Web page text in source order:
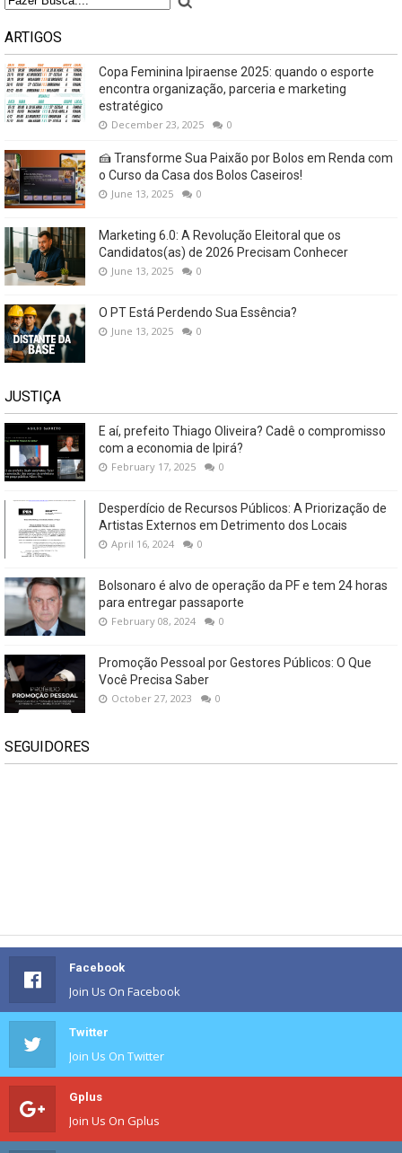
ARTIGOS
Copa Feminina Ipiraense 2025: quando o esporte
encontra organização, parceria e marketing
estratégico
December 23, 2025 0
🍰 Transforme Sua Paixão por Bolos em Renda com
o Curso da Casa dos Bolos Caseiros!
June 13, 2025 0
Marketing 6.0: A Revolução Eleitoral que os
Candidatos(as) de 2026 Precisam Conhecer
June 13, 2025 0
O PT Está Perdendo Sua Essência?
June 13, 2025 0
JUSTIÇA
E aí, prefeito Thiago Oliveira? Cadê o compromisso
com a economia de Ipirá?
February 17, 2025 0
Desperdício de Recursos Públicos: A Priorização de
Artistas Externos em Detrimento dos Locais
April 16, 2024 0
Bolsonaro é alvo de operação da PF e tem 24 horas
para entregar passaporte
February 08, 2024 0
Promoção Pessoal por Gestores Públicos: O Que
Você Precisa Saber
October 27, 2023 0
SEGUIDORES
Facebook
Join Us On Facebook
Twitter
Join Us On Twitter
Gplus
Join Us On Gplus